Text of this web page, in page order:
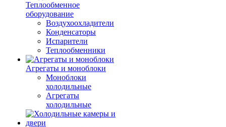
Теплообменное
оборудование
Воздухоохладители
Конденсаторы
Испарители
Теплообменники
Агрегаты и моноблоки
Моноблоки
холодильные
Агрегаты
холодильные